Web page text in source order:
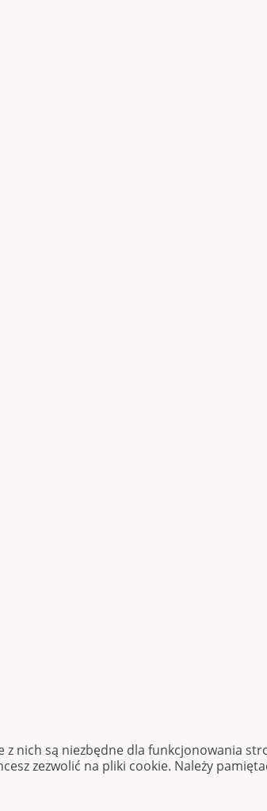
nich są niezbędne dla funkcjonowania
zezwolić na pliki cookie. Należy